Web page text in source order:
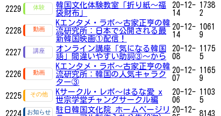
2229
韓国文化体験教室「折り紙〜福
袋財布」
20-12-
14
1738
2
2228
Kエンタメ・ラボ～古家正亨の韓
流研究所：日本で公開される最
新韓国映画①配信！
20-12-
14
1061
9
2227
オンライン講座「気になる韓国
語」間違いやすい助詞③～から
20-12-
08
1175
5
2226
Kエンタメ・ラボ～古家正亨の韓
流研究所：韓国の人気キャラク
ター③
20-12-
07
1165
9
2225
Kサークル・レポ〜はるな愛 x
世宗学堂チャングサークル編
20-12-
06
1103
5
2224
駐日韓国文化院 ホームページリ 20-12- 8143